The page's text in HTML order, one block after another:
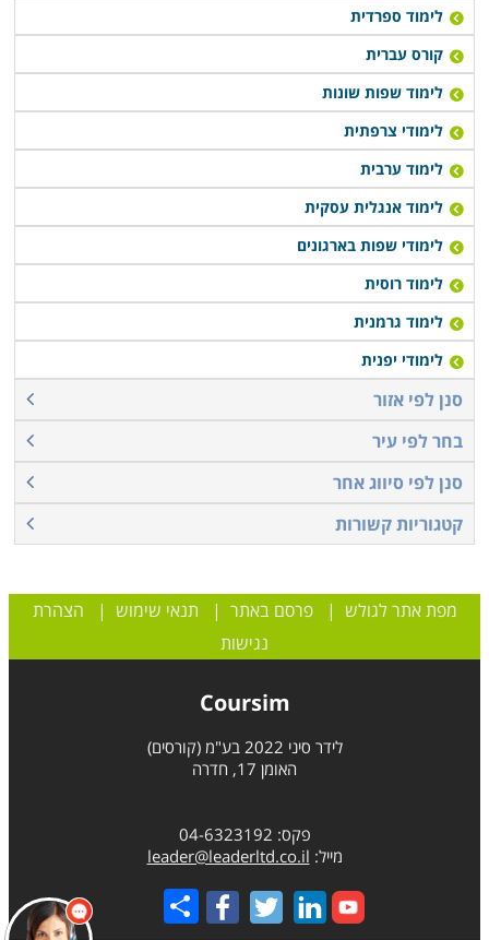
לימוד ספרדית
קורס עברית
לימוד שפות שונות
לימודי צרפתית
לימוד ערבית
לימוד אנגלית עסקית
לימודי שפות בארגונים
לימוד רוסית
לימוד גרמנית
לימודי יפנית
סנן לפי אזור
בחר לפי עיר
סנן לפי סיווג אחר
קטגוריות קשורות
מפת אתר לגולש |פרסם באתר | תנאי שימוש | הצהרת
נגישות
Coursim
לידר סיני 2022 בע"מ (קורסים)
האומן 17, חדרה
פקס: 04-6323192
מייל: leader@leaderltd.co.il
Share